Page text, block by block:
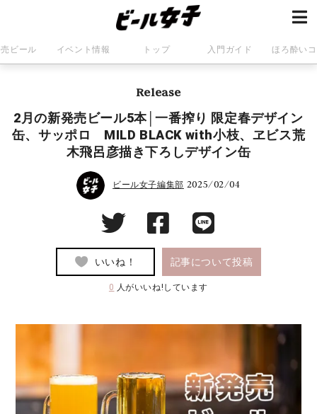
ビール イベント情報 トップ 入門ガイド ほろ酔い
Release
2月の新発売ビール5本│一番搾り 限定春デザイン
缶、サッポロ MILD BLACK with小枝、ヱビス荒
木飛呂彦描き下ろしデザイン缶
ビール女子編集部 2025/02/04
いいね！ 記事について投稿
0 人がいいね!しています